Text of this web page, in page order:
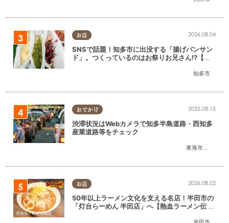
お店
知多市
2026.08.04
SNSで話題！知多市に出没する「揚げパンサン
ド」。つくっているのはお祭りお兄さん!?【ち
おでかけ
東海市
,大府市
2025.08.15
渋滞状況はWebカメラで知多半島道路・西知多
産業道路等をチェック
お店 2026.08.02
50年以上ラーメン文化を支える名店！半田市の
「灯台らーめん 半田店」へ【熱血ラーメン伝 8